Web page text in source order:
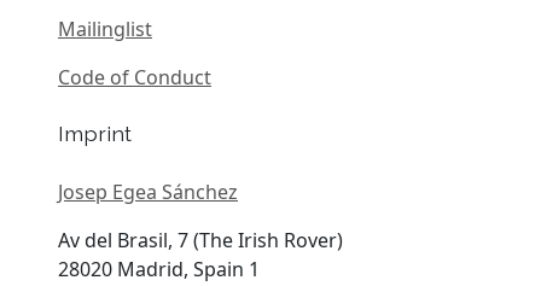
Mailinglist
Code of Conduct
Imprint
Josep Egea Sánchez
Av del Brasil, 7 (The Irish Rover)
28020 Madrid, Spain 1